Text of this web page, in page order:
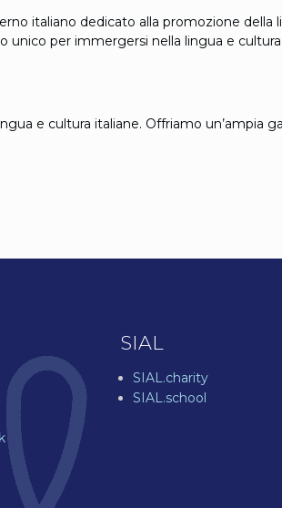
italiano dedicato alla promozione della
per immergersi nella lingua e cultura
e cultura italiane. Offriamo un’ampia
SIAL
SIAL.charity
SIAL.school